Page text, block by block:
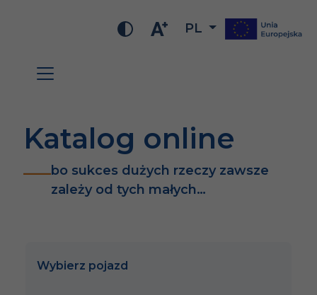
PL
Katalog online
bo sukces dużych rzeczy zawsze
zależy od tych małych…
Wybierz pojazd